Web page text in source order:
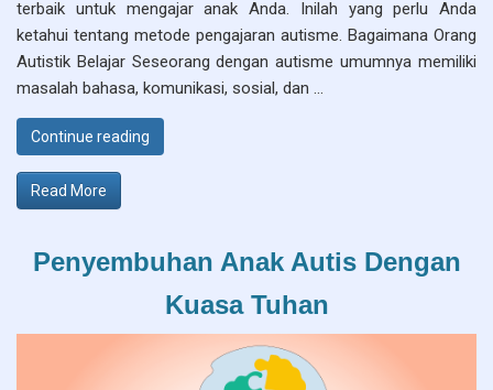
terbaik untuk mengajar anak Anda. Inilah yang perlu Anda
ketahui tentang metode pengajaran autisme. Bagaimana Orang
Autistik Belajar Seseorang dengan autisme umumnya memiliki
masalah bahasa, komunikasi, sosial, dan …
Continue reading
Read More
Penyembuhan Anak Autis Dengan
Kuasa Tuhan